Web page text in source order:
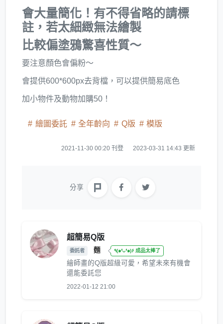
會大量簡化！有不得省略的請標
註，若太細緻無法繪製
比較偏塗鴉驚喜性質～
要注意顏色會偏粉～
會提供600*600px去背檔，可以提供簡易底色
加小物件及動物加購50！
繪圖委託 全年齡向 Q版 模版
2021-11-30 00:20 刊登 2023-03-31 14:43 更新
分享
超簡易Q版
委託者 麵 ٩(๑❛ᴗ❛๑)۶ 成品太棒了
繪師畫的Q版超級可愛，希望未來有機會
還能委託您
2022-01-12 21:00